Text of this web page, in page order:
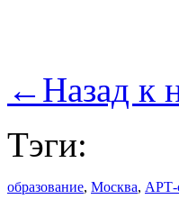
← Назад к
Тэги:
образование, Москва, АРТ-